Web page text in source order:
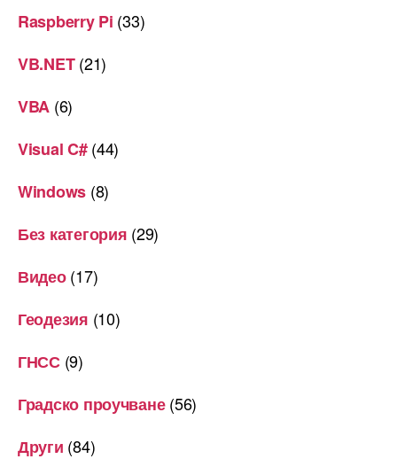
Raspberry Pi (33)
VB.NET(21)
VBA (6)
Visual C#(44)
Windows (8)
Без категория (29)
Видео(17)
Геодезия (10)
ГНСС(9)
Градско проучване(56)
Други (84)